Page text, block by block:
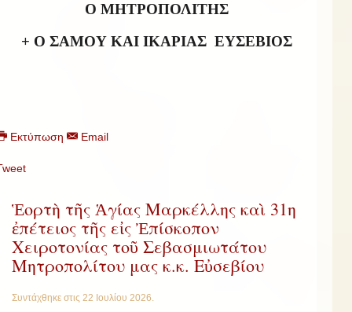
Ο ΜΗΤΡΟΠΟΛΙΤΗΣ
+ Ο ΣΑΜΟΥ ΚΑΙ ΙΚΑΡΙΑΣ ΕΥΣΕΒΙΟΣ
Εκτύπωση Email
Ἑορτὴ τῆς Ἁγίας Μαρκέλλης καὶ 31η
ἐπέτειος τῆς εἰς Ἐπίσκοπον
Χειροτονίας τοῦ Σεβασμιωτάτου
Μητροπολίτου μας κ.κ. Εὐσεβίου
Συντάχθηκε στις 22 Ιουλίου 2026.